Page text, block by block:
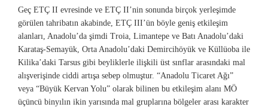
Geç ETÇ II evresinde ve ETÇ II’nin sonunda birçok yerleşimde
görülen tahribatın akabinde, ETÇ III’ün böyle geniş etkileşim
alanları, Anadolu’da şimdi Troia, Limantepe ve Batı Anadolu’daki
Karataş-Semayük, Orta Anadolu’daki Demircihöyük ve Küllüoba ile
Kilika’daki Tarsus gibi beyliklerle ilişkili üst sınflar arasındaki mal
alışverişinde ciddi artışa sebep olmuştur. “Anadolu Ticaret Ağı”
veya “Büyük Kervan Yolu” olarak bilinen bu etkileşim alanı MÖ
üçüncü binyılın ikin yarısında mal gruplarına bölgeler arası karakter